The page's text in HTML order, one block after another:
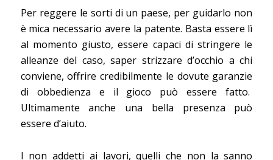
Per reggere le sorti di un paese, per guidarlo non
è mica necessario avere la patente. Basta essere lì
al momento giusto, essere capaci di stringere le
alleanze del caso, saper strizzare d’occhio a chi
conviene, offrire credibilmente le dovute garanzie
di obbedienza e il gioco può essere fatto.
Ultimamente anche una bella presenza può
essere d’aiuto.
I non addetti ai lavori, quelli che non la sanno